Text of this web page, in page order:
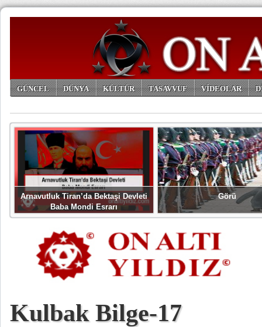
GÜNCEL DÜNYA KÜLTÜR TASAVVUF VİDEOLAR
Arnavutluk Tiran’da Bektaşi Devleti
Baba Mondi Esrarı
Görü
Kulbak Bilge-17